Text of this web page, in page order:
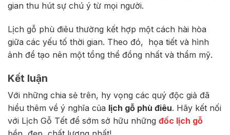
gian thu hút sự chú ý từ mọi người.
Lịch gỗ phù điêu thường kết hợp một cách hài hòa
giữa các yếu tố thời gian. Theo đó, họa tiết và hình
ảnh để tạo nên một tổng thể đồng nhất và thẩm mỹ.
Kết luận
Với những chia sẻ trên, hy vọng các quý độc giả đã
hiểu thêm về ý nghĩa của lịch gỗ phù điêu. Hãy kết nối
với Lịch Gỗ Tết để sớm sở hữu những đốc lịch gỗ